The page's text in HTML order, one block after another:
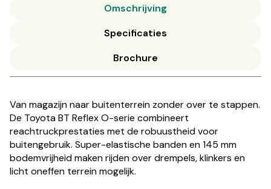
Omschrijving
Specificaties
Brochure
Van magazijn naar buitenterrein zonder over te stappen.
De Toyota BT Reflex O-serie combineert
reachtruckprestaties met de robuustheid voor
buitengebruik. Super-elastische banden en 145 mm
bodemvrijheid maken rijden over drempels, klinkers en
licht oneffen terrein mogelijk.